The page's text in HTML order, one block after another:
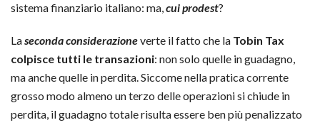
sistema finanziario italiano: ma,cui prodest?
Laseconda considerazioneverte il fatto che la Tobin Tax
colpisce tutti le transazioni: non solo quelle in guadagno,
ma anche quelle in perdita. Siccome nella pratica corrente
grosso modo almeno un terzo delle operazioni si chiude in
perdita, il guadagno totale risulta essere ben più penalizzato